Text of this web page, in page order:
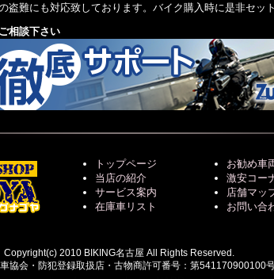
盗難にも対応致しております。バイク購入時に是非セッ
相談下さい
トップページ
当店の紹介
サービス案内
在庫車リスト
お勧め車
激安コー
店舗マッ
お問い合
Copyright(c) 2010 BIKING名古屋 All Rights Reserved.
協会・防犯登録取扱店・古物商許可番号：第541170900100